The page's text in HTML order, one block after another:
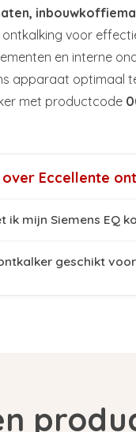
voor
en interne
apparaat optimaal
met productcode
Eccellente
ik mijn Siemens EQ
geschikt